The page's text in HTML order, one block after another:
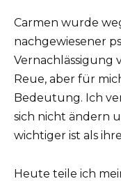
Carmen wurde
nachgewiesener
Vernachlässigung
Reue, aber für
Bedeutung. Ich
sich nicht ändern
wichtiger ist als
Heute teile ich